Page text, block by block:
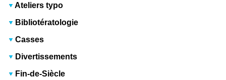
Ateliers typo
Bibliotératologie
Casses
Divertissements
Fin-de-Siècle